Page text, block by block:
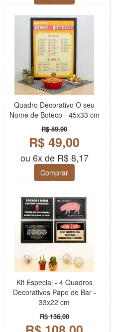
Quadro Decorativo O seu
Nome de Boteco - 45x33 cm
R$ 59,90
R$ 49,00
ou 6x de R$ 8,17
Comprar
Kit Especial - 4 Quadros
Decorativos Papo de Bar -
33x22 cm
R$ 136,00